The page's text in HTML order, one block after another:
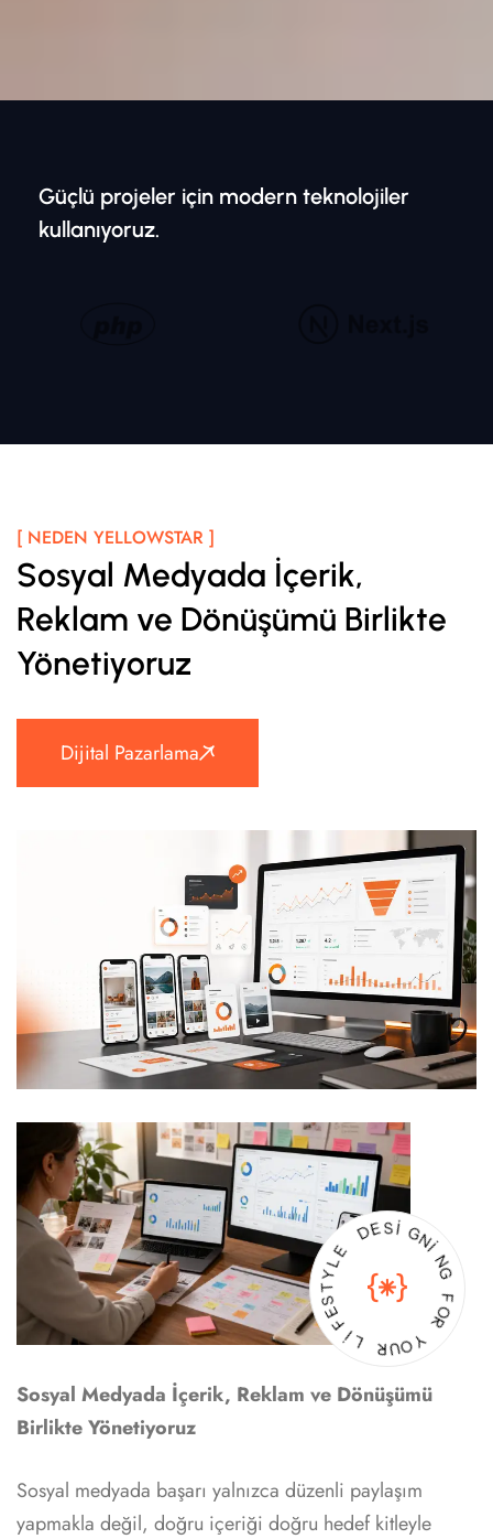
Güçlü projeler için modern teknolojiler
kullanıyoruz.
Sosyal Medyada İçerik, Reklam ve Dönüşümü
Birlikte Yönetiyoruz
Sosyal medyada başarı yalnızca düzenli paylaşım
yapmakla değil, doğru içeriği doğru hedef kitleyle
DE
S
I
G
N
I
N
G
F
O
R
Y
O
U
R
L
I
F
E
S T
YL E
[ NEDEN YELLOWSTAR ]
Sosyal Medyada İçerik,
Reklam ve Dönüşümü Birlikte
Yönetiyoruz
Dijital Pazarlama